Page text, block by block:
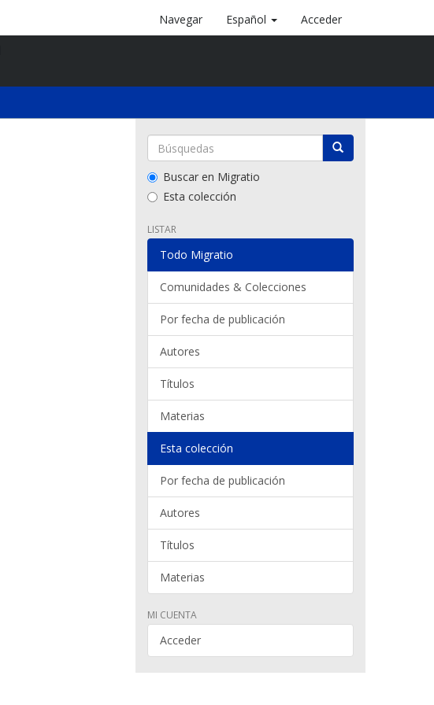
Navegar Español Acceder
Buscar en Migratio
Esta colección
LISTAR
Todo Migratio
Comunidades & Colecciones
Por fecha de publicación
Autores
Títulos
Materias
Esta colección
Por fecha de publicación
Autores
Títulos
Materias
MI CUENTA
Acceder